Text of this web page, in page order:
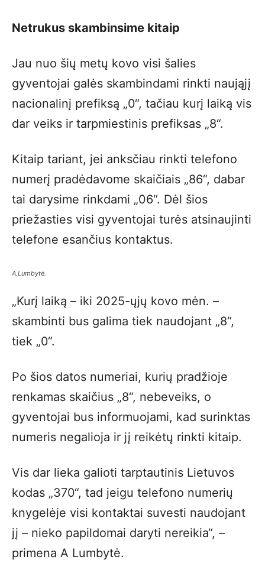
Netrukus skambinsime kitaip
Jau nuo šių metų kovo visi šalies
gyventojai galės skambindami rinkti naująjį
nacionalinį prefiksą „0“, tačiau kurį laiką vis
dar veiks ir tarpmiestinis prefiksas „8“.
Kitaip tariant, jei anksčiau rinkti telefono
numerį pradėdavome skaičiais „86“, dabar
tai darysime rinkdami „06“. Dėl šios
priežasties visi gyventojai turės atsinaujinti
telefone esančius kontaktus.
A.Lumbytė.
„Kurį laiką – iki 2025-ųjų kovo mėn. –
skambinti bus galima tiek naudojant „8“,
tiek „0“.
Po šios datos numeriai, kurių pradžioje
renkamas skaičius „8“, nebeveiks, o
gyventojai bus informuojami, kad surinktas
numeris negalioja ir jį reikėtų rinkti kitaip.
Vis dar lieka galioti tarptautinis Lietuvos
kodas „370“, tad jeigu telefono numerių
knygelėje visi kontaktai suvesti naudojant
jį – nieko papildomai daryti nereikia“, –
primena A Lumbytė.